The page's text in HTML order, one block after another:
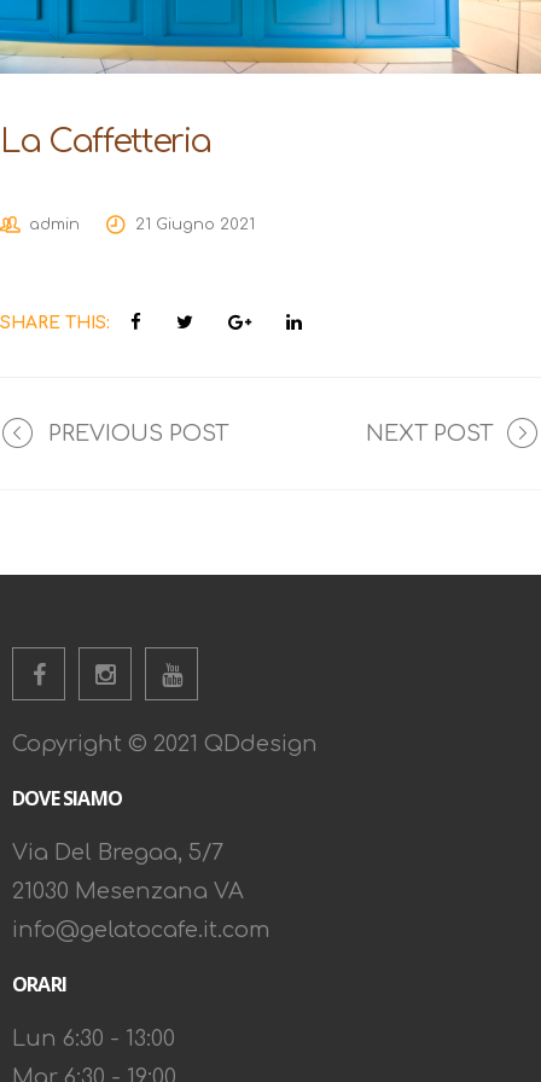
La Caffetteria
admin 21 Giugno 2021
SHARE THIS:
PREVIOUS POST NEXT POST
Copyright © 2021 QDdesign
DOVE SIAMO
Via Del Bregaa, 5/7
21030 Mesenzana VA
info@gelatocafe.it.com
ORARI
Lun 6:30 - 13:00
Mar 6:30 - 19:00